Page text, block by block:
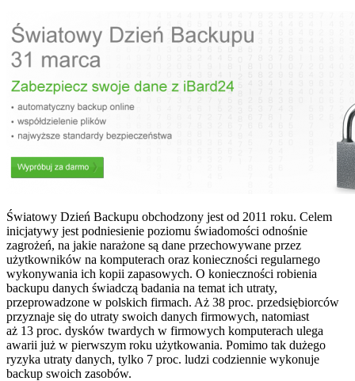
Światowy Dzień Backupu obchodzony jest od 2011 roku. Celem
inicjatywy jest podniesienie poziomu świadomości odnośnie
zagrożeń, na jakie narażone są dane przechowywane przez
użytkowników na komputerach oraz konieczności regularnego
wykonywania ich kopii zapasowych. O konieczności robienia
backupu danych świadczą badania na temat ich utraty,
przeprowadzone w polskich firmach. Aż 38 proc. przedsiębiorców
przyznaje się do utraty swoich danych firmowych, natomiast
aż 13 proc. dysków twardych w firmowych komputerach ulega
awarii już w pierwszym roku użytkowania. Pomimo tak dużego
ryzyka utraty danych, tylko 7 proc. ludzi codziennie wykonuje
backup swoich zasobów.